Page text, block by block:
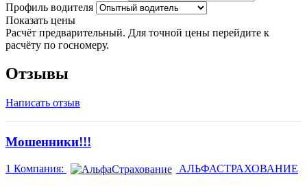
Профиль водителя
Показать цены
Расчёт предварительный. Для точной цены перейдите к
расчёту по госномеру.
Отзывы
Написать отзыв
Мошенники!!!
1 Компания: АЛЬФАСТРАХОВАНИЕ